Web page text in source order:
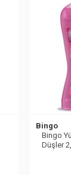
Bingo
Bingo
Düşler